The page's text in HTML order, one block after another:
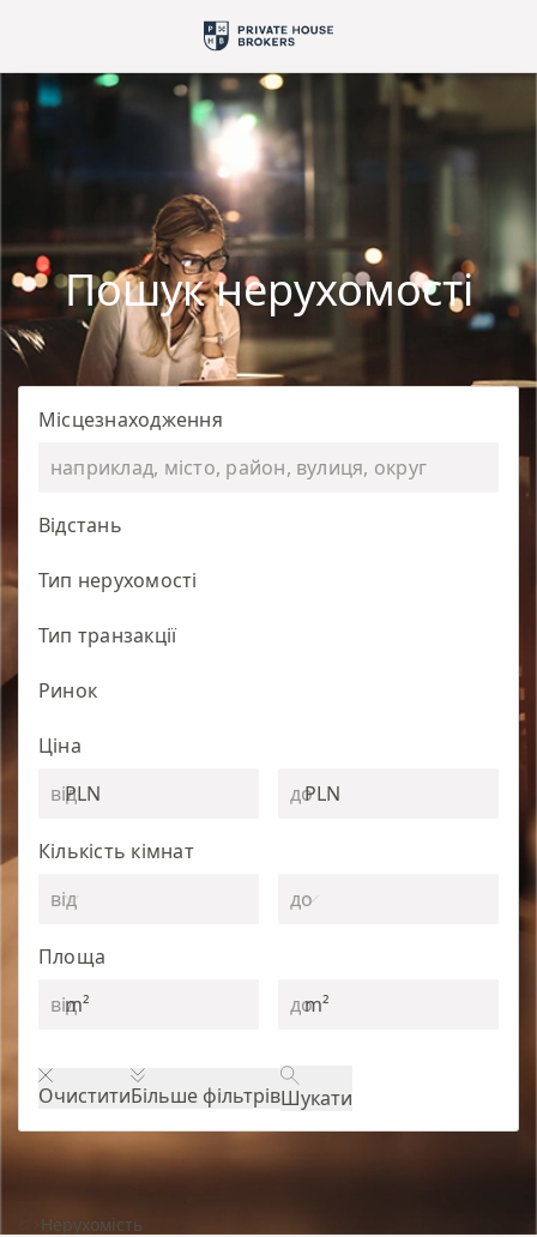
Пошук нерухомості
Місцезнаходження
Відстань
Тип нерухомості
Тип транзакції
Ринок
Ціна
PLN
PLN
Кількість кімнат
Площа
m²
m²
ОчиститиБільше фільтрівШукати
Нерухомість